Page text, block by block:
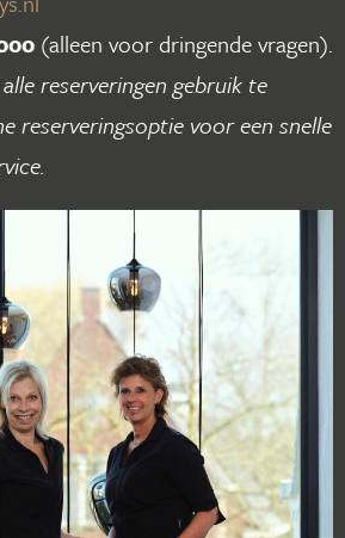
(alleen voor dringende vragen).
reserveringen gebruik te
reserveringsoptie voor een snelle